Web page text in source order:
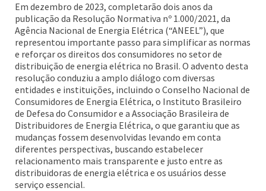
Em dezembro de 2023, completarão dois anos da
publicação da Resolução Normativa nº 1.000/2021, da
Agência Nacional de Energia Elétrica (“ANEEL”), que
representou importante passo para simplificar as normas
e reforçar os direitos dos consumidores no setor de
distribuição de energia elétrica no Brasil. O advento desta
resolução conduziu a amplo diálogo com diversas
entidades e instituições, incluindo o Conselho Nacional de
Consumidores de Energia Elétrica, o Instituto Brasileiro
de Defesa do Consumidor e a Associação Brasileira de
Distribuidores de Energia Elétrica, o que garantiu que as
mudanças fossem desenvolvidas levando em conta
diferentes perspectivas, buscando estabelecer
relacionamento mais transparente e justo entre as
distribuidoras de energia elétrica e os usuários desse
serviço essencial.